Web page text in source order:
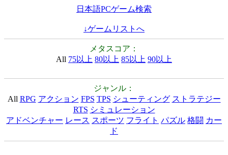
日本語PCゲーム検索
↓ゲームリストへ
メタスコア：
All 75以上 80以上 85以上 90以上
ジャンル：
All RPG アクション FPS TPS シューティング ストラテジー
RTS シミュレーション
アドベンチャー レース スポーツ フライト パズル 格闘 カー
ド